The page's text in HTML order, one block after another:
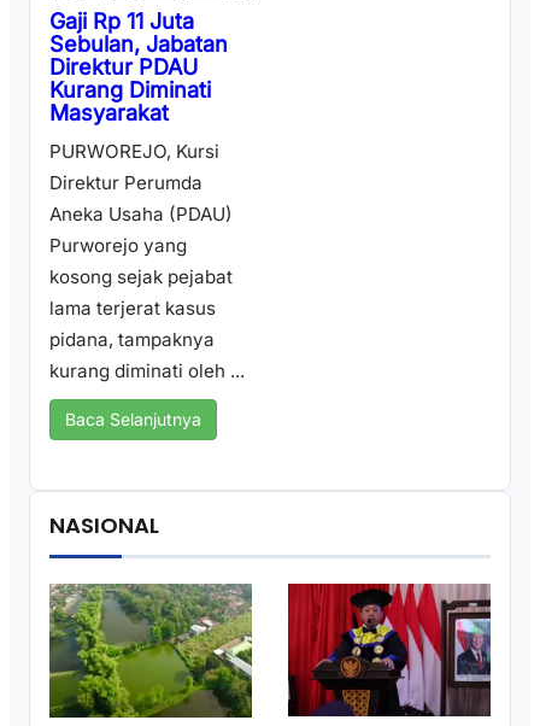
Gaji Rp 11 Juta
Sebulan, Jabatan
Direktur PDAU
Kurang Diminati
Masyarakat
PURWOREJO, Kursi
Direktur Perumda
Aneka Usaha (PDAU)
Purworejo yang
kosong sejak pejabat
lama terjerat kasus
pidana, tampaknya
kurang diminati oleh ...
Baca Selanjutnya
NASIONAL